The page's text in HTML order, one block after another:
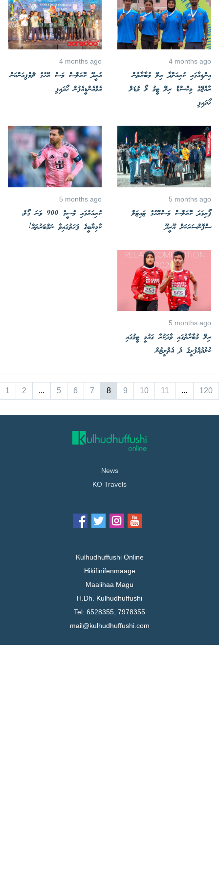
4 months ago
އިންޑިއާގައި ކުރިއަށްދާ ރިލޭ މުބާރާތުން
ރާއްޖޭގެ މިކްސްޑް ރިލޭ ޓީމު ލޯ މެޑަލް
ހޯދައިފި
4 months ago
އުރީދޫ ކޮރަލްސް މަސް ރޭހުގެ ޗެމްޕިއަންކަން
އެމްއެންޑީއެފުން ހޯދައިފި
5 months ago
ފޯރިގަދަ ކޮރަލްސް މަސްރޭހުގެ ޓައިޓަލް
ސްޕޮންސަރަކަށް އޫރީދޫ
5 months ago
ކެރިއަރުގައި މެސީގެ 900 ވަނަ ގޯލު،
ކާމިޔާބީގެ ފަހަތުގައިވާ ނަމްބަރުތައް!
5 months ago
ރިލޭ މުބާރާތުގައި ވާދަކުރާ ގައުމީ ޓީމުގައި
ކުލުދުއްފުށީގެ ދެ އެތްލީޓުން
1 2 ... 5 6 7 8 9 10 11 ... 120
News
KO Travels
Kulhudhuffushi Online
Hikifinifenmaage
Maalihaa Magu
H.Dh. Kulhudhuffushi
Tel: 6528355, 7978355
mail@kulhudhuffushi.com